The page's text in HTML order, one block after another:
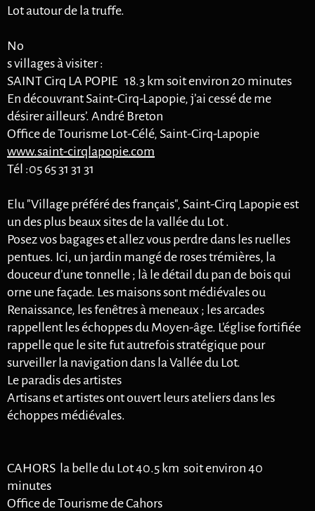
Lot autour de la truffe.
No
s villages à visiter :
SAINT Cirq LA POPIE 18.3 km soit environ 20 minutes
En découvrant Saint-Cirq-Lapopie, j’ai cessé de me
désirer ailleurs’. André Breton
Office de Tourisme Lot-Célé, Saint-Cirq-Lapopie
www.saint-cirqlapopie.com
Tél :05 65 31 31 31
Elu "Village préféré des français", Saint-Cirq Lapopie est
un des plus beaux sites de la vallée du Lot .
Posez vos bagages et allez vous perdre dans les ruelles
pentues. Ici, un jardin mangé de roses trémières, la
douceur d’une tonnelle ; là le détail du pan de bois qui
orne une façade. Les maisons sont médiévales ou
Renaissance, les fenêtres à meneaux ; les arcades
rappellent les échoppes du Moyen-âge. L’église fortifiée
rappelle que le site fut autrefois stratégique pour
surveiller la navigation dans la Vallée du Lot.
Le paradis des artistes
Artisans et artistes ont ouvert leurs ateliers dans les
échoppes médiévales.
CAHORS la belle du Lot 40.5 km soit environ 40
minutes
Office de Tourisme de Cahors